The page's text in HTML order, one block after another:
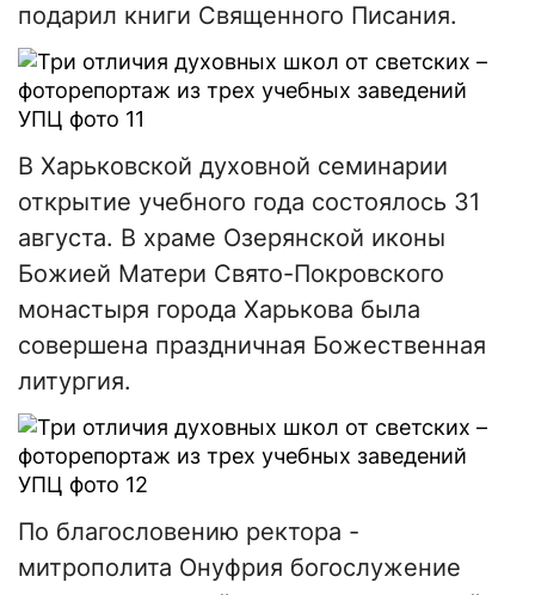
подарил книги Священного Писания.
В Харьковской духовной семинарии
открытие учебного года состоялось 31
августа. В храме Озерянской иконы
Божией Матери Свято-Покровского
монастыря города Харькова была
совершена праздничная Божественная
литургия.
По благословению ректора -
митрополита Онуфрия богослужение